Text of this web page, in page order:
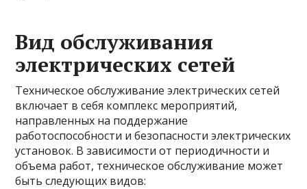
Вид обслуживания
электрических сетей
Техническое обслуживание электрических сетей
включает в себя комплекс мероприятий,
направленных на поддержание
работоспособности и безопасности электрических
установок. В зависимости от периодичности и
объема работ, техническое обслуживание может
быть следующих видов: